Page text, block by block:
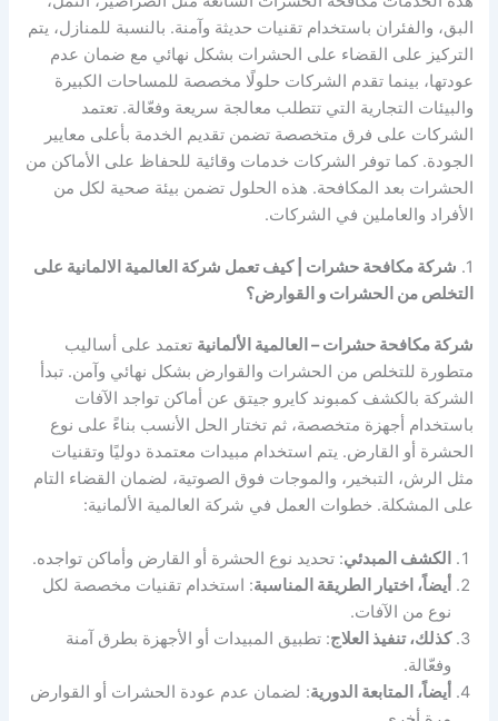
البق، والفئران باستخدام تقنيات حديثة وآمنة. بالنسبة للمنازل، يتم
التركيز على القضاء على الحشرات بشكل نهائي مع ضمان عدم
عودتها، بينما تقدم الشركات حلولًا مخصصة للمساحات الكبيرة
والبيئات التجارية التي تتطلب معالجة سريعة وفعّالة. تعتمد
الشركات على فرق متخصصة تضمن تقديم الخدمة بأعلى معايير
الجودة. كما توفر الشركات خدمات وقائية للحفاظ على الأماكن من
الحشرات بعد المكافحة. هذه الحلول تضمن بيئة صحية لكل من
الأفراد والعاملين في الشركات.
1. شركة مكافحة حشرات | كيف تعمل شركة العالمية الالمانية على
التخلص من الحشرات و القوارض؟
شركة مكافحة حشرات – العالمية الألمانية تعتمد على أساليب
متطورة للتخلص من الحشرات والقوارض بشكل نهائي وآمن. تبدأ
الشركة بالكشف كمبوند كايرو جيتق عن أماكن تواجد الآفات
باستخدام أجهزة متخصصة، ثم تختار الحل الأنسب بناءً على نوع
الحشرة أو القارض. يتم استخدام مبيدات معتمدة دوليًا وتقنيات
مثل الرش، التبخير، والموجات فوق الصوتية، لضمان القضاء التام
على المشكلة. خطوات العمل في شركة العالمية الألمانية:
الكشف المبدئي: تحديد نوع الحشرة أو القارض وأماكن تواجده.
أيضاً، اختيار الطريقة المناسبة: استخدام تقنيات مخصصة لكل
نوع من الآفات.
كذلك، تنفيذ العلاج: تطبيق المبيدات أو الأجهزة بطرق آمنة
وفعّالة.
أيضاً، المتابعة الدورية: لضمان عدم عودة الحشرات أو القوارض